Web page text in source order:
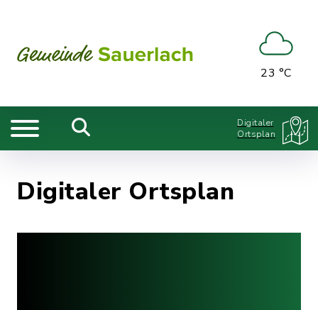
23 °C
Digitaler
Ortsplan
Digitaler Ortsplan